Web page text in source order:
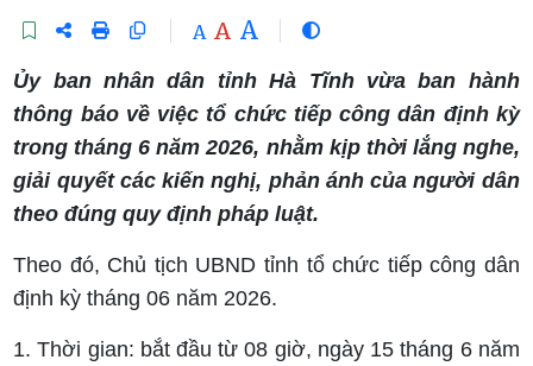
A A A
Ủy ban nhân dân tỉnh Hà Tĩnh vừa ban hành
thông báo về việc tổ chức tiếp công dân định kỳ
trong tháng 6 năm 2026, nhằm kịp thời lắng nghe,
giải quyết các kiến nghị, phản ánh của người dân
theo đúng quy định pháp luật.
Theo đó, Chủ tịch UBND tỉnh tổ chức tiếp công dân
định kỳ tháng 06 năm 2026.
1. Thời gian: bắt đầu từ 08 giờ, ngày 15 tháng 6 năm